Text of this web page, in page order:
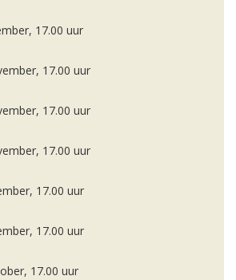
17.00 uur
17.00 uur
17.00 uur
17.00 uur
17.00 uur
17.00 uur
17.00 uur